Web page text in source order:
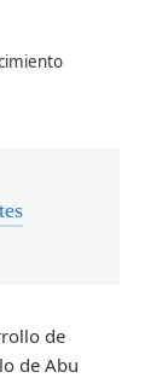
de
de Abu